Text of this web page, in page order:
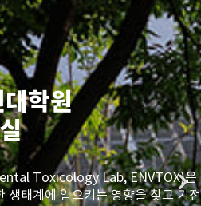
학원
Toxicology Lab, ENVTOX)은
생태계에 일으키는 영향을 찾고 기전